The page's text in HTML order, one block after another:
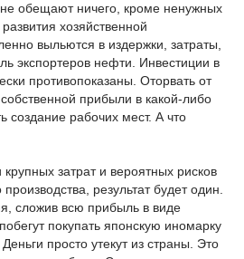
обещают ничего, кроме ненужных
хозяйственной
выльются в издержки, затраты,
экспортеров нефти. Инвестиции в
противопоказаны. Оторвать от
прибыли в какой-либо
создание рабочих мест. А что
затрат и вероятных рисков
результат будет один.
сложив всю прибыль в виде
покупать японскую иномарку
просто утекут из страны. Это